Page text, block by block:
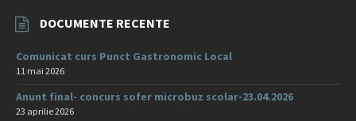
DOCUMENTE RECENTE
Comunicat curs Punct Gastronomic Local
11 mai 2026
Anunt final- concurs sofer microbuz scolar-23.04.2026
23 aprilie 2026